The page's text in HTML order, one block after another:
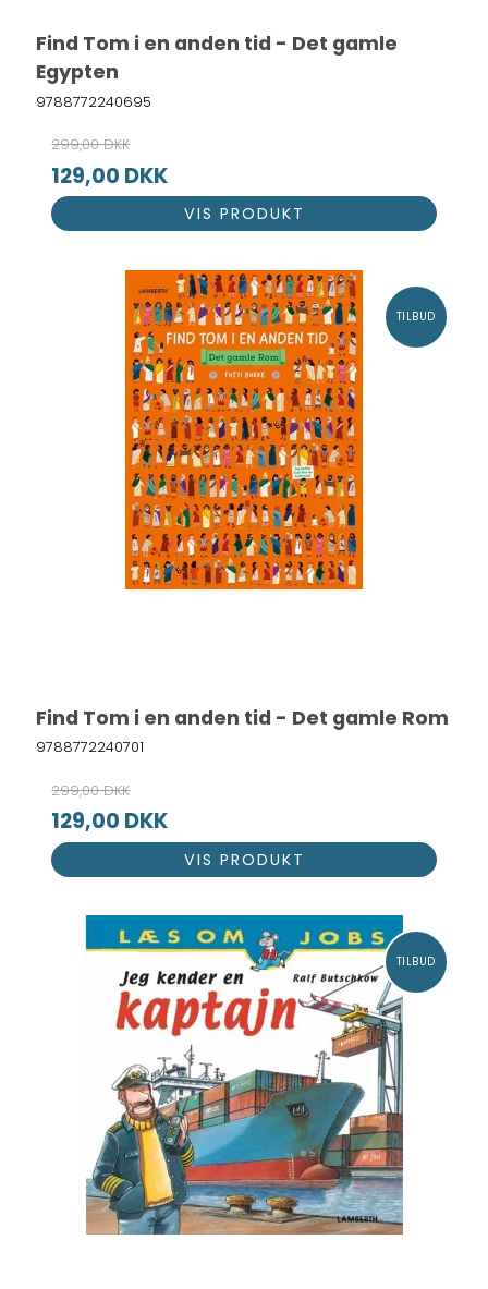
Find Tom i en anden tid - Det gamle
Egypten
9788772240695
299,00 DKK
129,00 DKK
VIS PRODUKT
TILBUD
Find Tom i en anden tid - Det gamle Rom
9788772240701
299,00 DKK
129,00 DKK
VIS PRODUKT
TILBUD